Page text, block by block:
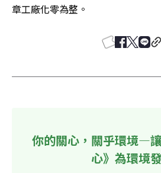
章工廠化零為整。
你的關心，關乎環境—
心》為環境